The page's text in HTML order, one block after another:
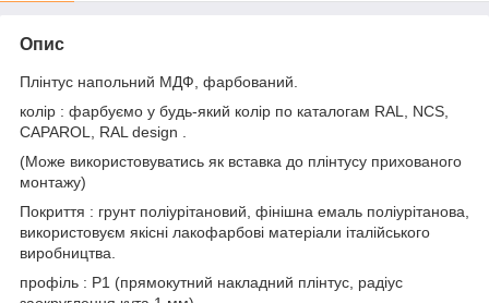
Опис
Плінтус напольний МДФ, фарбований.
колір : фарбуємо у будь-який колір по каталогам RAL, NCS,
CAPAROL, RAL design .
(Може використовуватись як вставка до плінтусу прихованого
монтажу)
Покриття : грунт поліурітановий, фінішна емаль поліурітанова,
використовуєм якісні лакофарбові матеріали італійського
виробництва.
профіль : Р1 (прямокутний накладний плінтус, радіус